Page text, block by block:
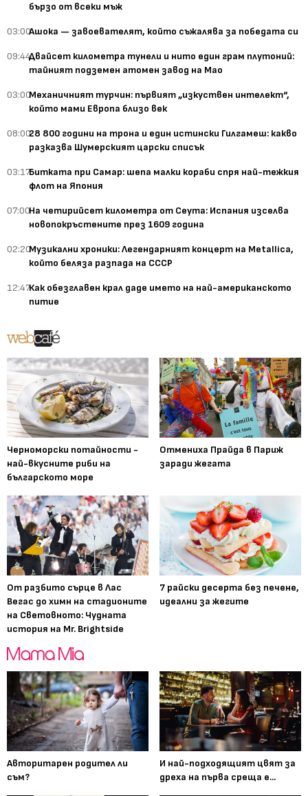
бързо от всеки мъж
03:00Ашока — завоевателят, който съжалява за победата си
09:44Двайсет километра тунели и нито един грам плутоний:
тайният подземен атомен завод на Мао
03:00Механичният турчин: първият „изкуствен интелект“,
който мами Европа близо век
08:0028 800 години на трона и един истински Гилгамеш: какво
разказва Шумерският царски списък
03:17Битката при Самар: шепа малки кораби спря най-тежкия
флот на Япония
07:00На четирийсет километра от Сеута: Испания изселва
новопокръстените през 1609 година
02:20Музикални хроники: Легендарният концерт на Metallica,
който беляза разпада на СССР
12:47Как обезглавен крал даде името на най-американското
питие
Черноморски потайности -
най-вкусните риби на
българското море
Отмениха Прайда в Париж
заради жегата
От разбито сърце в Лас
Вегас до химн на стадионите
на Световното: Чудната
история на Mr. Brightside
7 райски десерта без печене,
идеални за жегите
Авторитарен родител ли
съм?
И най-подходящият цвят за
дреха на първа среща е...